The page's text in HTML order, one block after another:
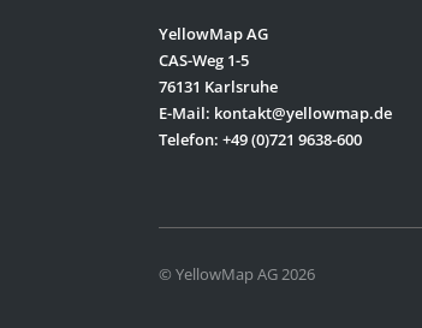
YellowMap AG
CAS-Weg 1-5
76131 Karlsruhe
E-Mail: kontakt@yellowmap.de
Telefon: +49 (0)721 9638-600
© YellowMap AG 2026